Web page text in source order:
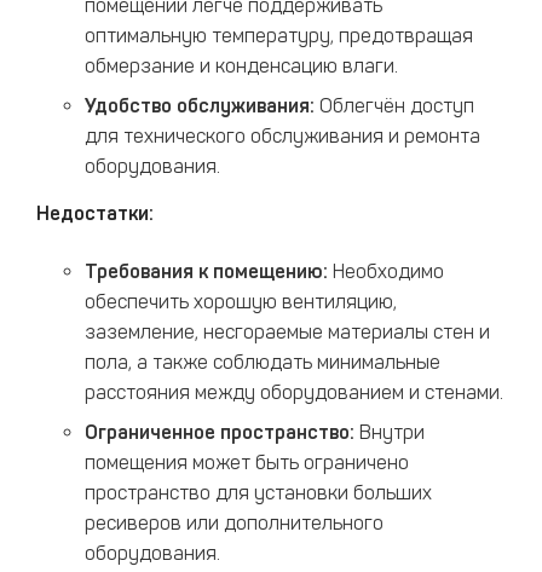
помещении легче поддерживать
оптимальную температуру, предотвращая
обмерзание и конденсацию влаги.​
Удобство обслуживания: Облегчён доступ
для технического обслуживания и ремонта
оборудования.​
Недостатки:
Требования к помещению: Необходимо
обеспечить хорошую вентиляцию,
заземление, несгораемые материалы стен и
пола, а также соблюдать минимальные
расстояния между оборудованием и стенами.​
Ограниченное пространство: Внутри
помещения может быть ограничено
пространство для установки больших
ресиверов или дополнительного
оборудования.​